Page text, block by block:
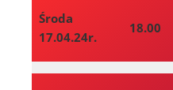
Środa
17.04.24r.
18.00